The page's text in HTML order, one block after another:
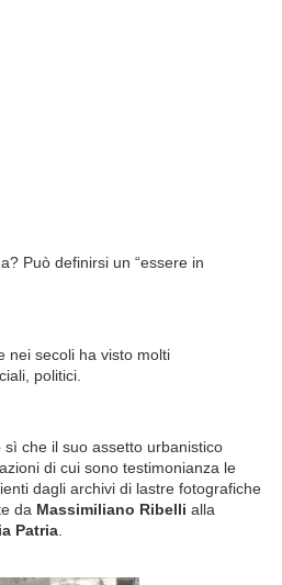
Può definirsi un “essere in
nei secoli ha visto molti
politici.
che il suo assetto urbanistico
di cui sono testimonianza le
dagli archivi di lastre fotografiche
da Massimiliano Ribelli alla
Patria.